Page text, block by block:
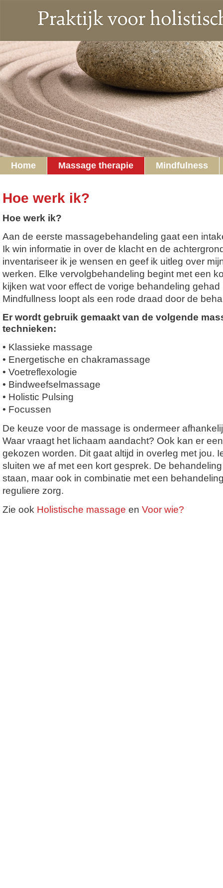
Home Massage therapie Mindfulness
Hoe werk ik?
Hoe werk ik?
Aan de eerste massagebehandeling gaat een
Ik win informatie in over de klacht en de
inventariseer ik je wensen en geef ik uitleg over
werken. Elke vervolgbehandeling begint met een
kijken wat voor effect de vorige behandeling gehad
Mindfullness loopt als een rode draad door de
Er wordt gebruik gemaakt van de volgende
technieken:
• Klassieke massage
• Energetische en chakramassage
• Voetreflexologie
• Bindweefselmassage
• Holistic Pulsing
• Focussen
De keuze voor de massage is ondermeer
Waar vraagt het lichaam aandacht? Ook kan er
gekozen worden. Dit gaat altijd in overleg met jou.
sluiten we af met een kort gesprek. De
staan, maar ook in combinatie met een
reguliere zorg.
Zie ook Holistische massage en Voor wie?